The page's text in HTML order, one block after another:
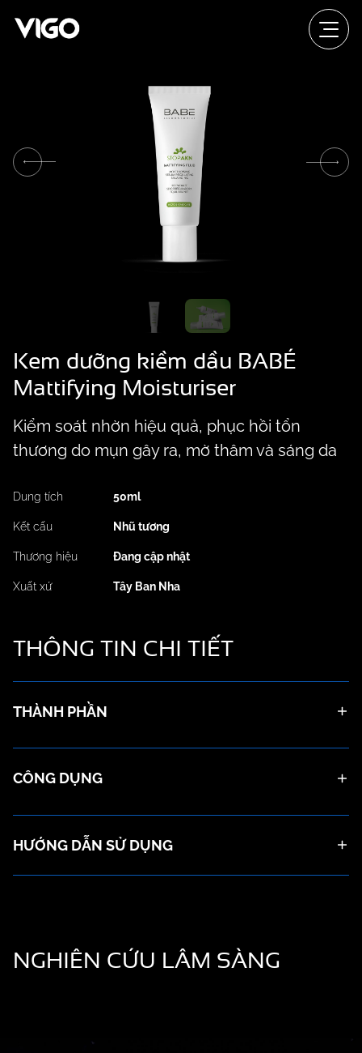
Kem dưỡng kiềm dầu BABÉ
Mattifying Moisturiser
Kiểm soát nhờn hiệu quả, phục hồi tổn
thương do mụn gây ra, mờ thâm và sáng da
Dung tích 50ml
Kết cấu Nhũ tương
Thương hiệu Đang cập nhật
Xuất xứ Tây Ban Nha
THÔNG TIN CHI TIẾT
THÀNH PHẦN
CÔNG DỤNG
HƯỚNG DẪN SỬ DỤNG
NGHIÊN CỨU LÂM SÀNG